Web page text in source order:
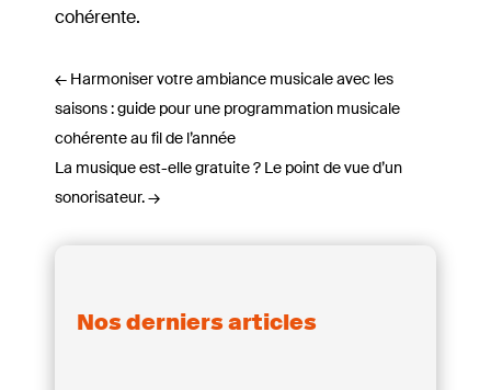
cohérente.
← Harmoniser votre ambiance musicale avec les
saisons : guide pour une programmation musicale
cohérente au fil de l’année
La musique est-elle gratuite ? Le point de vue d’un
sonorisateur.→
Nos derniers articles